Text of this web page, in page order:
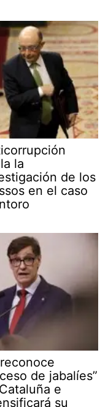
la
de los
en el caso
de jabalíes”
e
su